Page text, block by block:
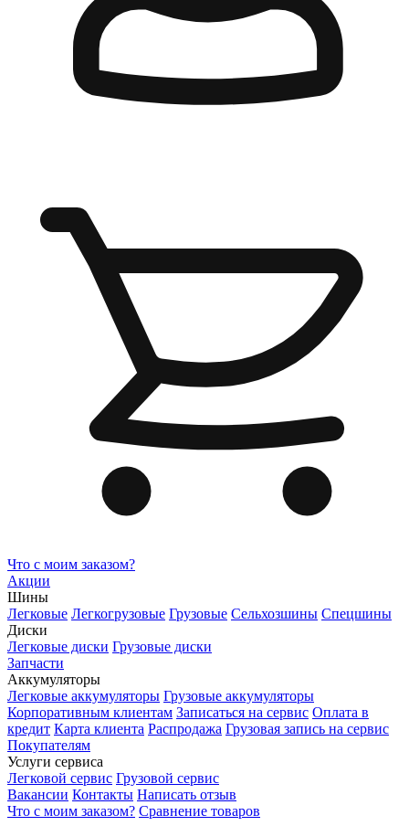
Что с моим заказом?
Акции
Шины
Легковые Легкогрузовые Грузовые Сельхозшины Спецшины
Диски
Легковые диски Грузовые диски
Запчасти
Аккумуляторы
Легковые аккумуляторы Грузовые аккумуляторы
Корпоративным клиентам Записаться на сервис Оплата в
кредит Карта клиента Распродажа Грузовая запись на сервис
Покупателям
Услуги сервиса
Легковой сервис Грузовой сервис
Вакансии Контакты Написать отзыв
Что с моим заказом? Сравнение товаров